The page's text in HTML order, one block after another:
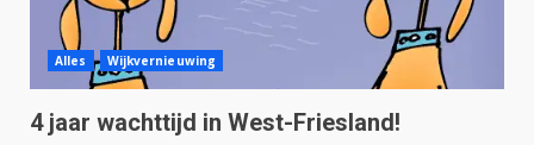
Alles Wijkvernieuwing
4 jaar wachttijd in West-Friesland!